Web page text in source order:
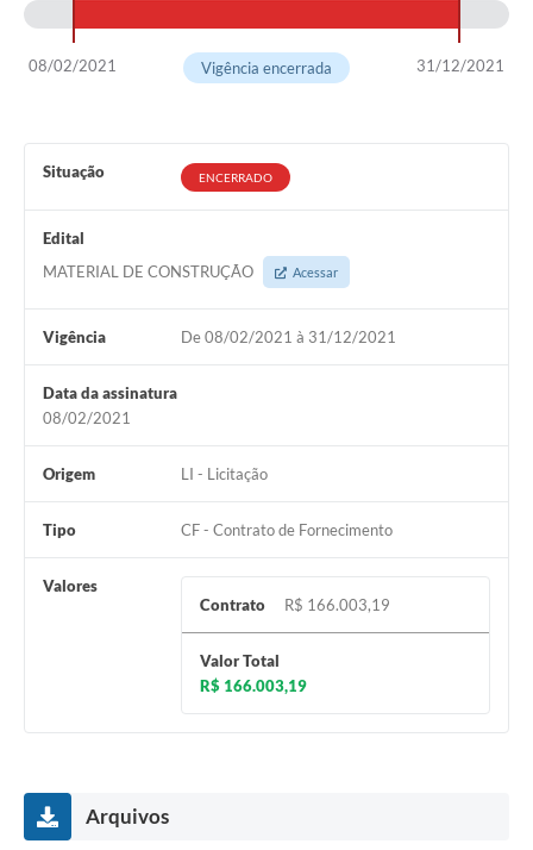
08/02/2021 31/12/2021
Vigência encerrada
Situação ENCERRADO
Edital
MATERIAL DE CONSTRUÇÃO
Acessar
Vigência De 08/02/2021 à 31/12/2021
Data da assinatura
08/02/2021
Origem LI - Licitação
Tipo CF - Contrato de Fornecimento
Valores
Contrato
R$ 166.003,19
Valor Total
R$ 166.003,19
Arquivos